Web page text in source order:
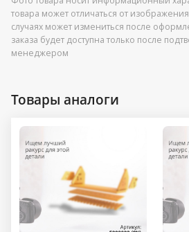
товара может отличаться от
случаях может измениться после
заказа будет доступна только после
менеджером
Товары аналоги